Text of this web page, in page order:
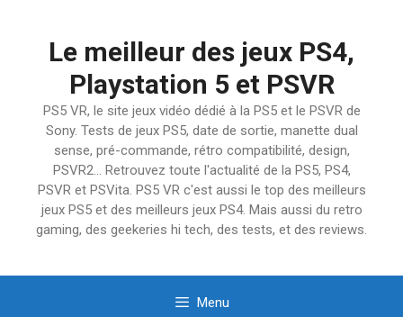
Le meilleur des jeux PS4,
Playstation 5 et PSVR
PS5 VR, le site jeux vidéo dédié à la PS5 et le PSVR de
Sony. Tests de jeux PS5, date de sortie, manette dual
sense, pré-commande, rétro compatibilité, design,
PSVR2… Retrouvez toute l'actualité de la PS5, PS4,
PSVR et PSVita. PS5 VR c'est aussi le top des meilleurs
jeux PS5 et des meilleurs jeux PS4. Mais aussi du retro
gaming, des geekeries hi tech, des tests, et des reviews.
Menu